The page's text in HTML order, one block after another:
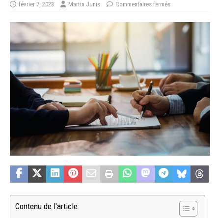
février 7, 2023 Martin Junis Commentaires fermés
Contenu de l'article